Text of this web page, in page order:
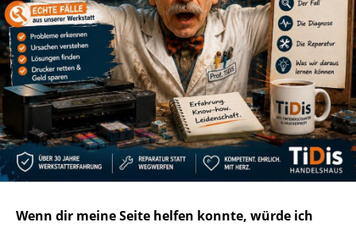
Wenn dir meine Seite helfen konnte, würde ich